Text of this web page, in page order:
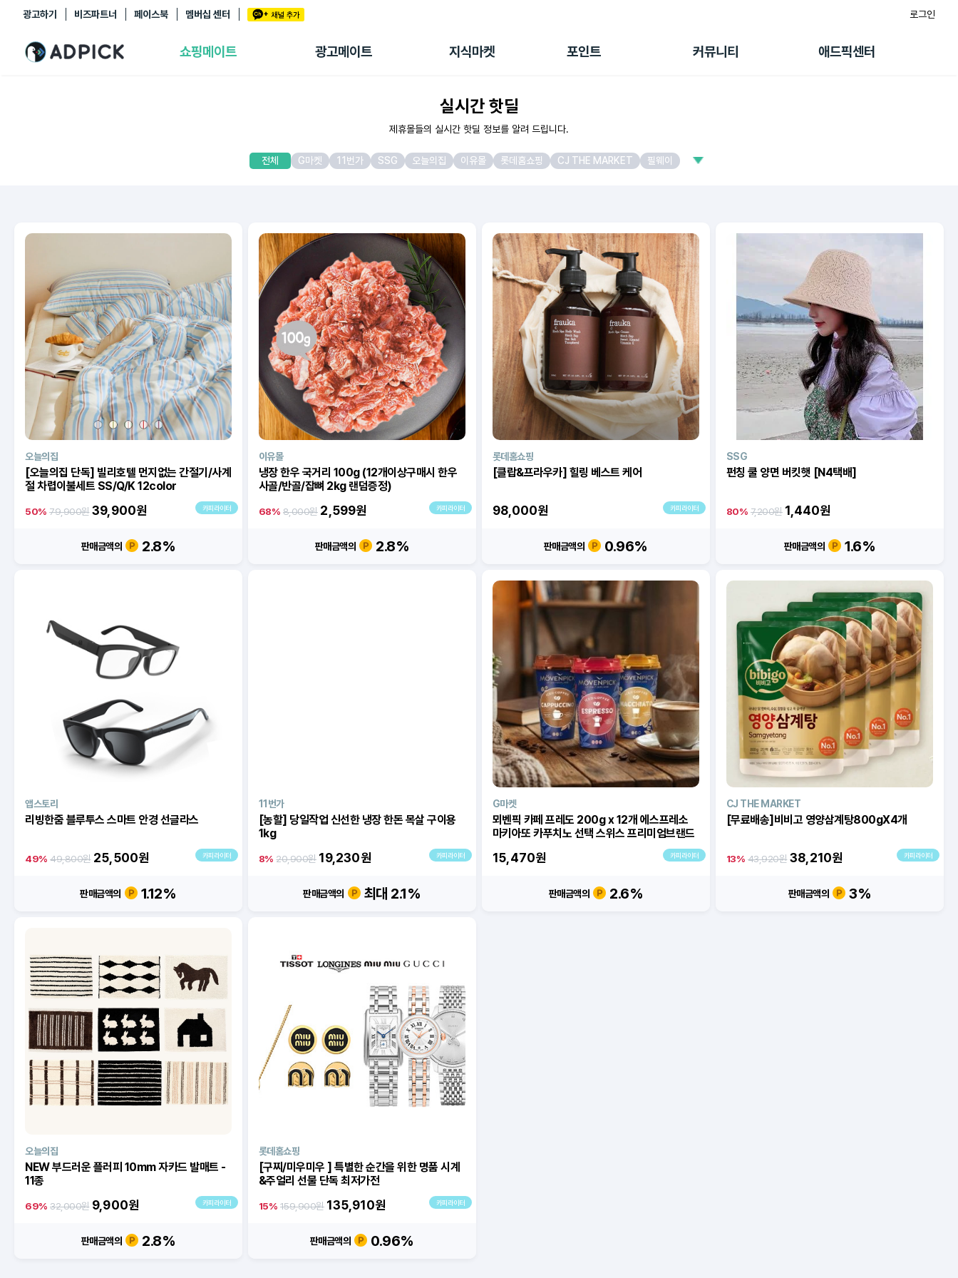
광고하기 비즈파트너 페이스북 멤버십 센터 로그인
쇼핑메이트 광고메이트 지식마켓 포인트 커뮤니티 애드픽센터
추천상품
쇼핑 에이전트
광고리포트
출석 룰렛
랭킹
멤버십 센터
실시간 핫딜
제휴몰들의 실시간 핫딜 정보를 알려 드립니다.
전체 G마켓 11번가 SSG 오늘의집 이유몰 롯데홈쇼핑 CJ THE MARKET 필웨이
오늘의집
[오늘의집 단독] 빌리호텔 먼지없는 간절기/사계
절 차렵이불세트 SS/Q/K 12color
50% 79,900원 39,900원
판매금액의 2.8%
카피라이터
이유몰
냉장 한우 국거리 100g (12개이상구매시 한우
사골/반골/잡뼈 2kg 랜덤증정)
68% 8,000원 2,599원
판매금액의 2.8%
카피라이터
롯데홈쇼핑
[클랍&프라우카] 힐링 베스트 케어
98,000원
판매금액의 0.96%
카피라이터
SSG
펀칭 쿨 양면 버킷햇 [N4택배]
80% 7,200원 1,440원
판매금액의 1.6%
앱스토리
리빙한줌 블루투스 스마트 안경 선글라스
49% 49,800원 25,500원
판매금액의 1.12%
카피라이터
11번가
[농할] 당일작업 신선한 냉장 한돈 목살 구이용
1kg
8% 20,900원 19,230원
판매금액의 최대 2.1%
카피라이터
G마켓
뫼벤픽 카페 프레도 200g x 12개 에스프레소
마키아또 카푸치노 선택 스위스 프리미엄브랜드
15,470원
판매금액의 2.6%
카피라이터
CJ THE MARKET
[무료배송]비비고 영양삼계탕800gX4개
13% 43,920원 38,210원
판매금액의 3%
카피라이터
오늘의집
NEW 부드러운 플러피 10mm 자카드 발매트 -
11종
69% 32,000원 9,900원
판매금액의 2.8%
카피라이터
롯데홈쇼핑
[구찌/미우미우 ] 특별한 순간을 위한 명품 시계
&주얼리 선물 단독 최저가전
15% 159,900원 135,910원
판매금액의 0.96%
카피라이터